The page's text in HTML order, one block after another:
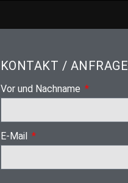
KONTAKT / ANFRAGE
Vor und Nachname
E-Mail